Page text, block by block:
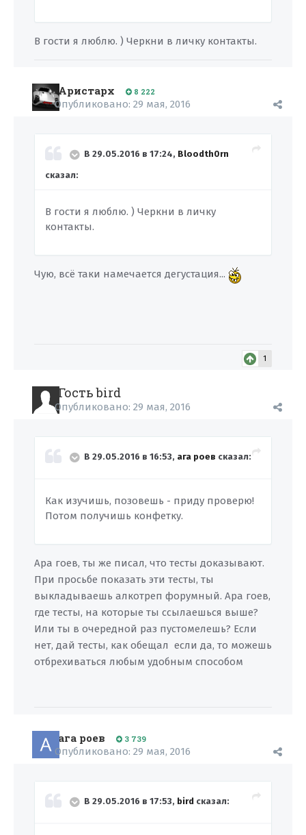
В гости я люблю. ) Черкни в личку контакты.
Аристарх 8 222
Опубликовано: 29 мая, 2016
В 29.05.2016 в 17:24, Bloodth0rn
сказал:
В гости я люблю. ) Черкни в личку
контакты.
Чую, всё таки намечается дегустация...
1
Гость bird
Опубликовано: 29 мая, 2016
В 29.05.2016 в 16:53, ага роев сказал:
Как изучишь, позовешь - приду проверю!
Потом получишь конфетку.
Ара гоев, ты же писал, что тесты доказывают.
При просьбе показать эти тесты, ты
выкладываешь алкотреп форумный. Ара гоев,
где тесты, на которые ты ссылаешься выше?
Или ты в очередной раз пустомелешь? Если
нет, дай тесты, как обещал если да, то можешь
отбрехиваться любым удобным способом
ага роев 3 739
Опубликовано: 29 мая, 2016
В 29.05.2016 в 17:53, bird сказал: